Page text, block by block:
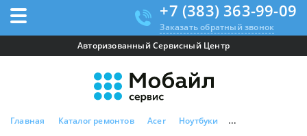
+7 (383) 363-99-09
Заказать обратный звонок
Авторизованный Сервисный Центр
Главная Каталог ремонтов Acer Ноутбуки Acer Aspire